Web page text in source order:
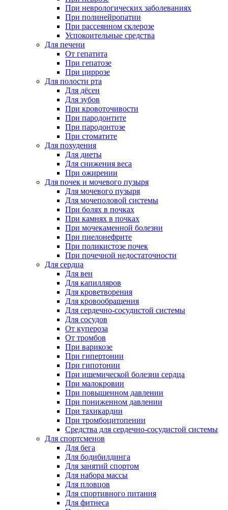
При неврологических заболеваниях
При полинейропатии
При рассеянном склерозе
Успокоительные средства
Для печени
От гепатита
При гепатозе
При циррозе
Для полости рта
Для дёсен
Для зубов
При кровоточивости
При пародонтите
При пародонтозе
При стоматите
Для похудения
Для диеты
Для снижения веса
При ожирении
Для почек и мочевого пузыря
Для мочевого пузыря
Для мочеполовой системы
При болях в почках
При камнях в почках
При мочекаменной болезни
При пиелонефрите
При поликистозе почек
При почечной недостаточности
Для сердца
Для вен
Для капилляров
Для кроветворения
Для кровообращения
Для сердечно-сосудистой системы
Для сосудов
От купероза
От тромбов
При варикозе
При гипертонии
При гипотонии
При ишемической болезни сердца
При малокровии
При повышенном давлении
При пониженном давлении
При тахикардии
При тромбоцитопении
Средства для сердечно-сосудистой системы
Для спортсменов
Для бега
Для бодибилдинга
Для занятий спортом
Для набора массы
Для пловцов
Для спортивного питания
Для фитнеса